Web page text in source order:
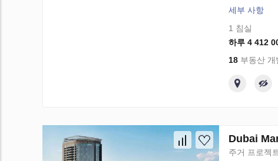
세부 사항
1 침실
하루 4 412
18부동산 개
Dubai
주거 프로젝